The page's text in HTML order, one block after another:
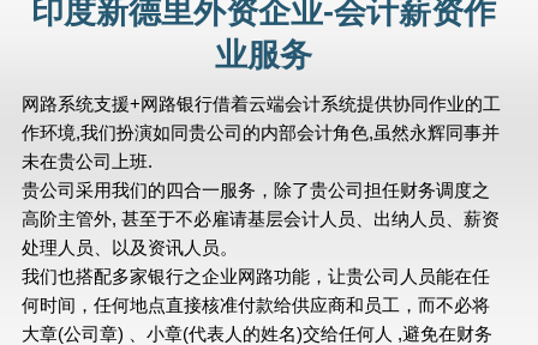
印度新德里外资企业-会计薪资作
业服务
网路系统支援+网路银行借着云端会计系统提供协同作业的工
作环境,我们扮演如同贵公司的内部会计角色,虽然永辉同事并
未在贵公司上班.
贵公司采用我们的四合一服务，除了贵公司担任财务调度之
高阶主管外, 甚至于不必雇请基层会计人员、出纳人员、薪资
处理人员、以及资讯人员。
我们也搭配多家银行之企业网路功能，让贵公司人员能在任
何时间，任何地点直接核准付款给供应商和员工，而不必将
大章(公司章) 、小章(代表人的姓名)交给任何人 ,避免在财务